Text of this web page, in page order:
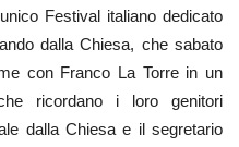
Festival italiano dedicato
dalla Chiesa, che sabato
con Franco La Torre in un
ricordano i loro genitori
dalla Chiesa e il segretario